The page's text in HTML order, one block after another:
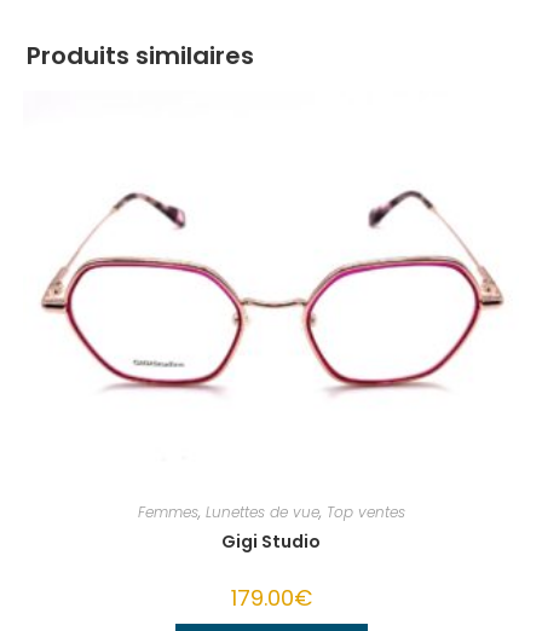
Produits similaires
Femmes, Lunettes de vue, Top ventes
Gigi Studio
179.00€